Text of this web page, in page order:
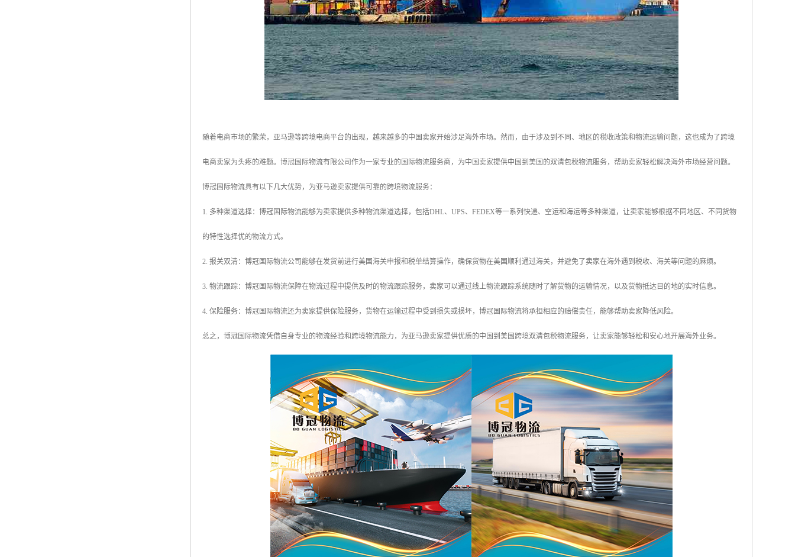
随着电商市场的繁荣，亚马逊等跨境电商平台的出现，越来越多的中国卖家开始涉足海外市场。然而，由于涉及到不同、地区的税收政策和物流运输问题，这也成为了跨境
电商卖家为头疼的难题。博冠国际物流有限公司作为一家专业的国际物流服务商，为中国卖家提供中国到美国的双清包税物流服务，帮助卖家轻松解决海外市场经营问题。
博冠国际物流具有以下几大优势，为亚马逊卖家提供可靠的跨境物流服务：
1. 多种渠道选择：博冠国际物流能够为卖家提供多种物流渠道选择，包括DHL、UPS、FEDEX等一系列快递、空运和海运等多种渠道，让卖家能够根据不同地区、不同货物
的特性选择优的物流方式。
2. 报关双清：博冠国际物流公司能够在发货前进行美国海关申报和税单结算操作，确保货物在美国顺利通过海关，并避免了卖家在海外遇到税收、海关等问题的麻烦。
3. 物流跟踪：博冠国际物流保障在物流过程中提供及时的物流跟踪服务，卖家可以通过线上物流跟踪系统随时了解货物的运输情况，以及货物抵达目的地的实时信息。
4. 保险服务：博冠国际物流还为卖家提供保险服务，货物在运输过程中受到损失或损坏，博冠国际物流将承担相应的赔偿责任，能够帮助卖家降低风险。
总之，博冠国际物流凭借自身专业的物流经验和跨境物流能力，为亚马逊卖家提供优质的中国到美国跨境双清包税物流服务，让卖家能够轻松和安心地开展海外业务。